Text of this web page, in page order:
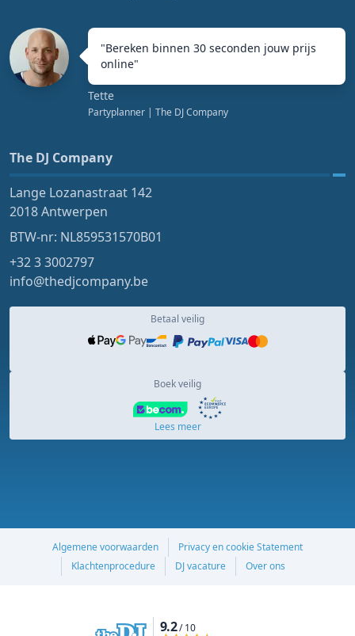
"Bereken binnen 30 seconden jouw prijs
online"
Tette
Partyplanner | The DJ Company
The DJ Company
Lange Lozanastraat 142
2018 Antwerpen
BTW-nr: NL859531570B01
+32 3 3002797
info@thedjcompany.be
Betaal veilig
Boek veilig
Lees meer
Algemene voorwaarden
Privacy en cookie Statement
Klachtenprocedure
DJ vacature Over ons
9.2/ 10